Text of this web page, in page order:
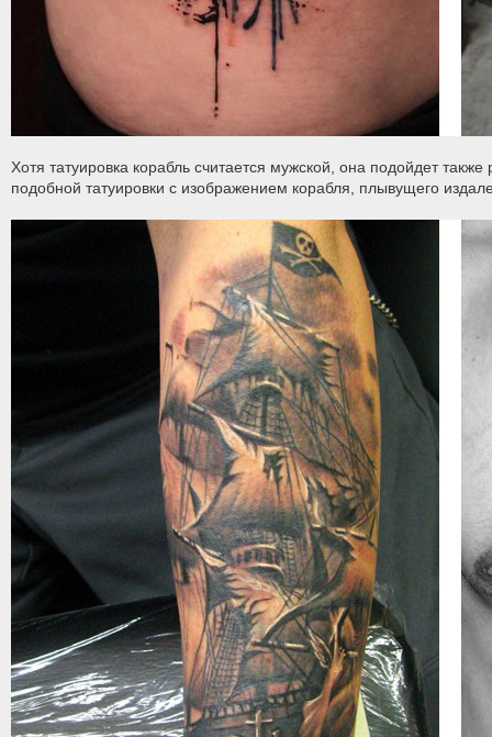
Хотя татуировка корабль считается мужской, она подойдет
подобной татуировки с изображением корабля, плывущего